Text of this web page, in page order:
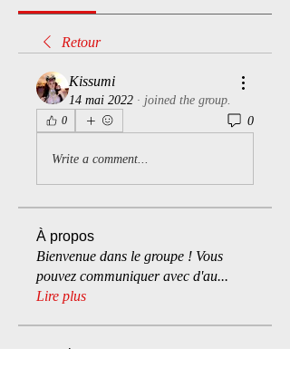
Retour
Kissumi
14 mai 2022 · joined the group.
0 0
Write a comment...
À propos
Bienvenue dans le groupe ! Vous
pouvez communiquer avec d'au...
Lire plus
membres